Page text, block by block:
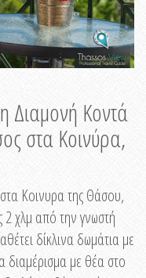
Διαμονή Κοντά
στα Κοινύρα,
Κοινυρα της Θάσου,
χλμ από την γνωστή
δίκλινα δωμάτια με
με θέα στο